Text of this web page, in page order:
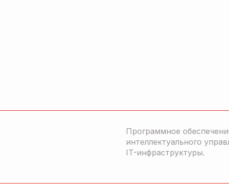
Программное
интеллектуального
IT-инфраструктуры.